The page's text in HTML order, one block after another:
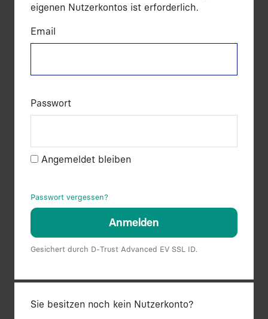
eigenen Nutzerkontos ist erforderlich.
Email
Passwort
Angemeldet bleiben
Passwort vergessen?
Anmelden
Gesichert durch D-Trust Advanced EV SSL ID.
Sie besitzen noch kein Nutzerkonto?